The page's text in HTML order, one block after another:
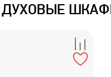
ДУХОВЫЕ